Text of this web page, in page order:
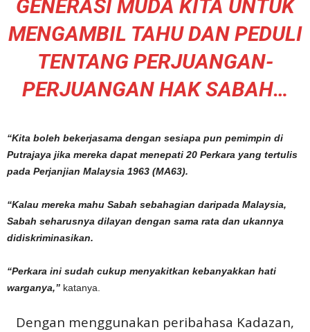
GENERASI MUDA KITA UNTUK
MENGAMBIL TAHU DAN PEDULI
TENTANG PERJUANGAN-
PERJUANGAN HAK SABAH…
“Kita boleh bekerjasama dengan sesiapa pun pemimpin di
Putrajaya jika mereka dapat menepati 20 Perkara yang tertulis
pada Perjanjian Malaysia 1963 (MA63).
“Kalau mereka mahu Sabah sebahagian daripada Malaysia,
Sabah seharusnya dilayan dengan sama rata dan ukannya
didiskriminasikan.
“Perkara ini sudah cukup menyakitkan kebanyakkan hati
warganya,” katanya.
Dengan menggunakan peribahasa Kadazan,